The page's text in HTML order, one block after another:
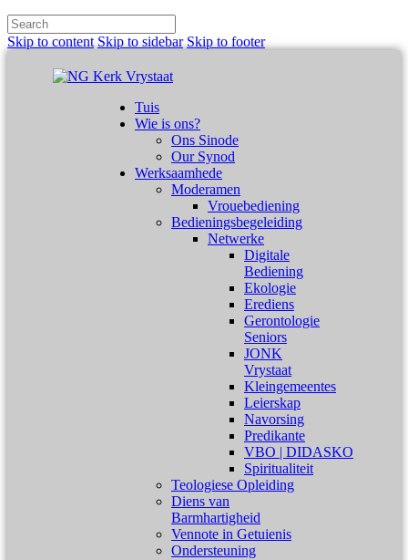
Skip to content Skip to sidebar Skip to footer
Tuis
Wie is ons?
Ons Sinode
Our Synod
Werksaamhede
Moderamen
Vrouebediening
Bedieningsbegeleiding
Netwerke
Digitale
Bediening
Ekologie
Erediens
Gerontologie
Seniors
JONK
Vrystaat
Kleingemeentes
Leierskap
Navorsing
Predikante
VBO | DIDASKO
Spiritualiteit
Teologiese Opleiding
Diens van
Barmhartigheid
Vennote in Getuienis
Ondersteuning